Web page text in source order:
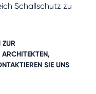
Schallschutz zu
ZUR
ARCHITEKTEN,
SIE UNS